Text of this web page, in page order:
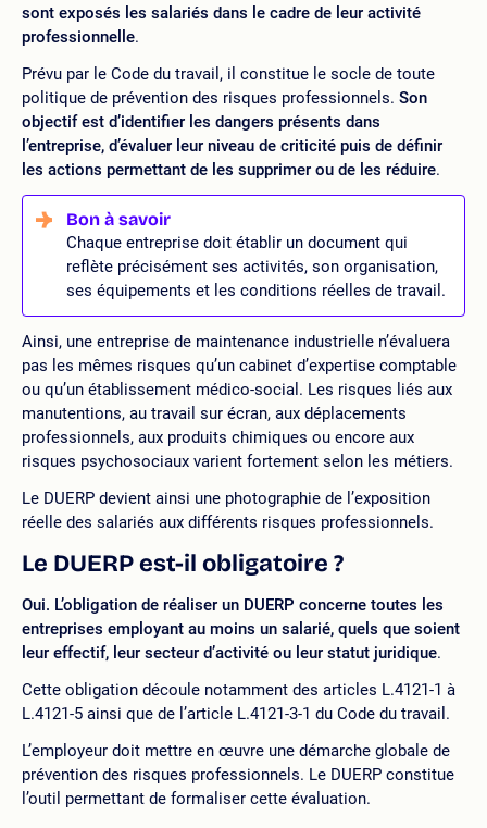
sont exposés les salariés dans le cadre de leur activité
professionnelle.
Prévu par le Code du travail, il constitue le socle de toute
politique de prévention des risques professionnels. Son
objectif est d’identifier les dangers présents dans
l’entreprise, d’évaluer leur niveau de criticité puis de définir
les actions permettant de les supprimer ou de les réduire.
Chaque entreprise doit établir un document qui
reflète précisément ses activités, son organisation,
ses équipements et les conditions réelles de travail.
Ainsi, une entreprise de maintenance industrielle n’évaluera
pas les mêmes risques qu’un cabinet d’expertise comptable
ou qu’un établissement médico-social. Les risques liés aux
manutentions, au travail sur écran, aux déplacements
professionnels, aux produits chimiques ou encore aux
risques psychosociaux varient fortement selon les métiers.
Le DUERP devient ainsi une photographie de l’exposition
réelle des salariés aux différents risques professionnels.
Le DUERP est-il obligatoire ?
Oui. L’obligation de réaliser un DUERP concerne toutes les
entreprises employant au moins un salarié, quels que soient
leur effectif, leur secteur d’activité ou leur statut juridique.
Cette obligation découle notamment des articles L.4121-1 à
L.4121-5 ainsi que de l’article L.4121-3-1 du Code du travail.
L’employeur doit mettre en œuvre une démarche globale de
prévention des risques professionnels. Le DUERP constitue
l’outil permettant de formaliser cette évaluation.